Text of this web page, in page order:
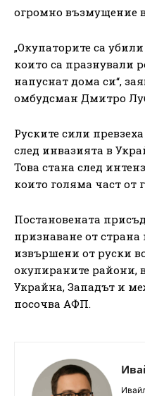
огромно възмущение
„Окупаторите са
които са празнували
напуснат дома си“,
омбудсман Дмитро
Руските сили
след инвазията в
Това стана след
които голяма част от
Постановената
признаване от
извършени от руски
окупираните райони,
Украйна, Западът и
посочва АФП.